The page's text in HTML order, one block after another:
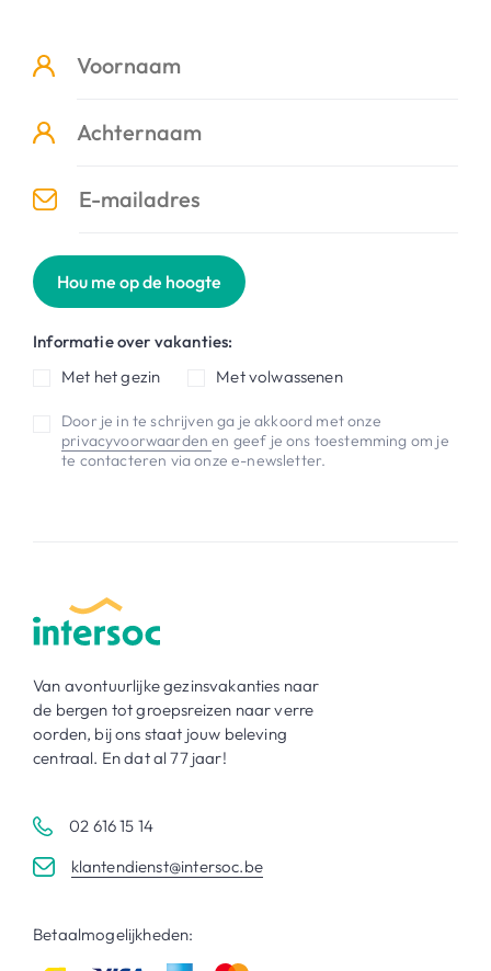
Hou me op de hoogte
Informatie over vakanties:
Met het gezin
Met volwassenen
Door je in te schrijven ga je akkoord met onze
privacyvoorwaardenen geef je ons toestemming om je
te contacteren via onze e-newsletter.
Van avontuurlijke gezinsvakanties naar
de bergen tot groepsreizen naar verre
oorden, bij ons staat jouw beleving
centraal. En dat al 77 jaar!
02 616 15 14
klantendienst@intersoc.be
Betaalmogelijkheden: